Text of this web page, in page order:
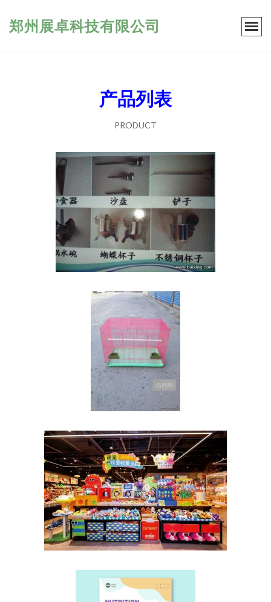
郑州展卓科技有限公司
产品列表
PRODUCT